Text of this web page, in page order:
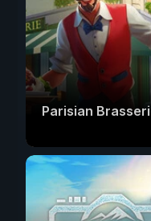
Parisian